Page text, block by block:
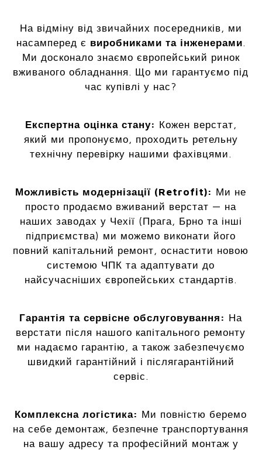
На відміну від звичайних посередників, ми
насамперед є виробниками та інженерами.
Ми досконало знаємо європейський ринок
вживаного обладнання. Що ми гарантуємо під
час купівлі у нас?
Експертна оцінка стану: Кожен верстат,
який ми пропонуємо, проходить ретельну
технічну перевірку нашими фахівцями.
Можливість модернізації (Retrofit): Ми не
просто продаємо вживаний верстат — на
наших заводах у Чехії (Прага, Брно та інші
підприємства) ми можемо виконати його
повний капітальний ремонт, оснастити новою
системою ЧПК та адаптувати до
найсучасніших європейських стандартів.
Гарантія та сервісне обслуговування: На
верстати після нашого капітального ремонту
ми надаємо гарантію, а також забезпечуємо
швидкий гарантійний і післягарантійний
сервіс.
Комплексна логістика: Ми повністю беремо
на себе демонтаж, безпечне транспортування
на вашу адресу та професійний монтаж у